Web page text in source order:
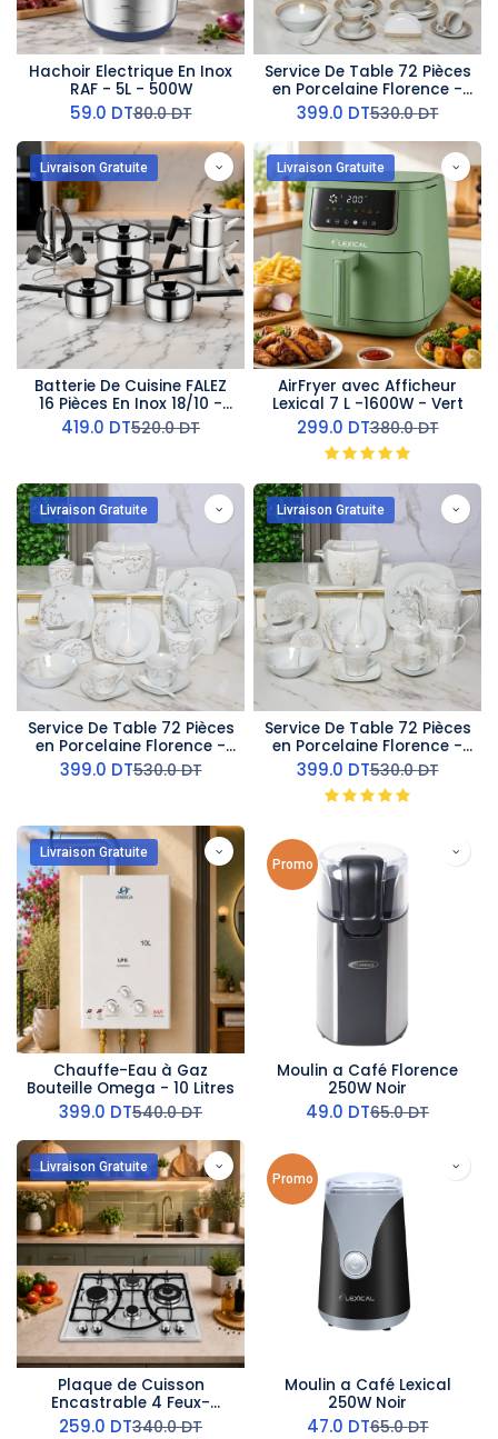
Hachoir Electrique En Inox
RAF - 5L - 500W
59.0 DT80.0DT
Service De Table 72 Pièces
en Porcelaine Florence -
Rond -G2434
399.0 DT530.0DT
Livraison Gratuite
Batterie De Cuisine FALEZ
16 Pièces En Inox 18/10 -
Noir
419.0 DT520.0DT
Livraison Gratuite
AirFryer avec Afficheur
Lexical 7 L -1600W - Vert
299.0 DT380.0DT
Livraison Gratuite
Service De Table 72 Pièces
en Porcelaine Florence -
Carré - GS1167
399.0 DT530.0DT
Livraison Gratuite
Service De Table 72 Pièces
en Porcelaine Florence -
Carré - G2240
399.0 DT530.0DT
Livraison Gratuite
Chauffe-Eau à Gaz
Bouteille Omega - 10 Litres
399.0 DT540.0DT
Promo
Moulin a Café Florence
250W Noir
49.0 DT65.0DT
Livraison Gratuite
Plaque de Cuisson
Encastrable 4 Feux-
Lexical - Métal
259.0 DT340.0DT
Promo
Moulin a Café Lexical
250W Noir
47.0 DT65.0DT